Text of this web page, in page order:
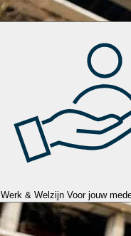
Werk & Welzijn Voor jouw